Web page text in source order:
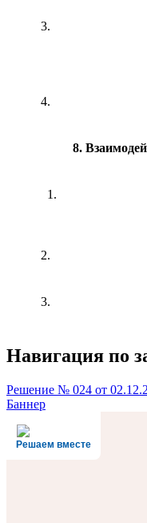
3.
4.
8.
1.
2.
3.
Навигация по
Решение № 024 от
Баннер
Решаем вместе